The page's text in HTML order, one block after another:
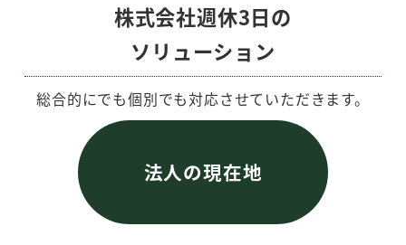
株式会社週休3日の
ソリューション
総合的にでも個別でも対応させていただきます。
法人の現在地